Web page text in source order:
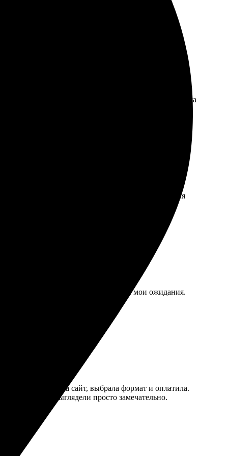
выбрала оформление и легко оплатили. Ожидала
внимание к деталям впечатлило. Рекомендую для
15х15, и результат превзошел мои ожидания.
фото на сайт, выбрала формат и оплатила.
выдачи, они выглядели просто замечательно.